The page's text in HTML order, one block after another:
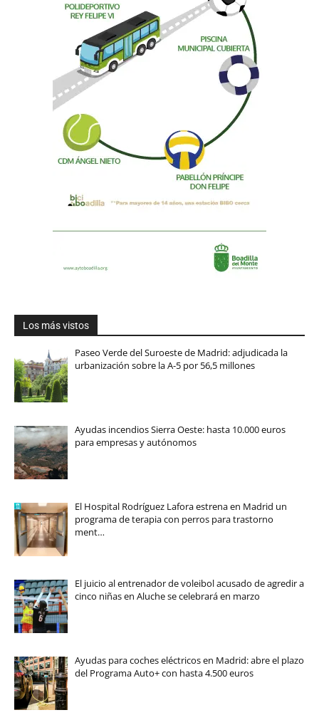
Los más vistos
Paseo Verde del Suroeste de Madrid: adjudicada la
urbanización sobre la A-5 por 56,5 millones
Ayudas incendios Sierra Oeste: hasta 10.000 euros
para empresas y autónomos
El Hospital Rodríguez Lafora estrena en Madrid un
programa de terapia con perros para trastorno
ment…
El juicio al entrenador de voleibol acusado de agredir a
cinco niñas en Aluche se celebrará en marzo
Ayudas para coches eléctricos en Madrid: abre el plazo
del Programa Auto+ con hasta 4.500 euros